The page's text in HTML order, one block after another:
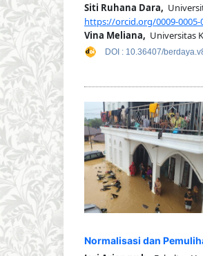
Siti Ruhana Dara,
https://orcid.org/0009-0005-
Vina Meliana, Universitas
DOI : 10.36407/
Normalisasi dan